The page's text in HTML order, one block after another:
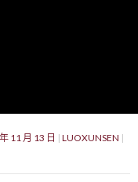
11 月 13 日
LUOXUNSEN